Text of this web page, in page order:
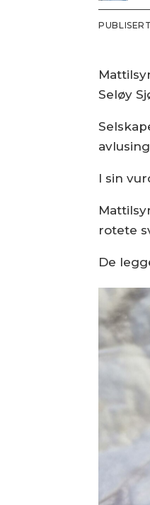
PUBLISERT
Seløy
I sin
rotete
De